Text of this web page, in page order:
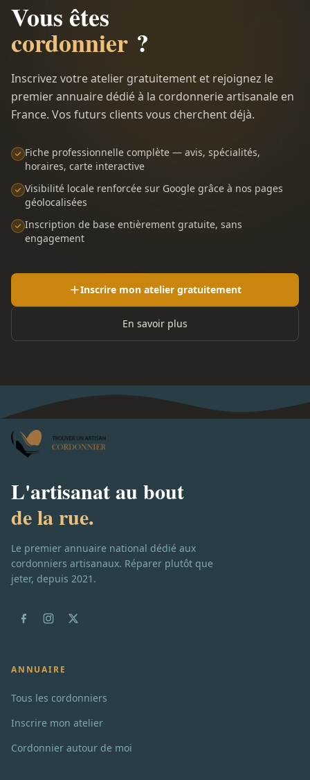
Vous êtes
cordonnier ?
Inscrivez votre atelier gratuitement et rejoignez le
premier annuaire dédié à la cordonnerie artisanale en
France. Vos futurs clients vous cherchent déjà.
Fiche professionnelle complète — avis, spécialités,
horaires, carte interactive
Visibilité locale renforcée sur Google grâce à nos pages
géolocalisées
Inscription de base entièrement gratuite, sans
engagement
Inscrire mon atelier gratuitement
En savoir plus
L'artisanat au bout
de la rue.
Le premier annuaire national dédié aux
cordonniers artisanaux. Réparer plutôt que
jeter, depuis 2021.
ANNUAIRE
Tous les cordonniers
Inscrire mon atelier
Cordonnier autour de moi